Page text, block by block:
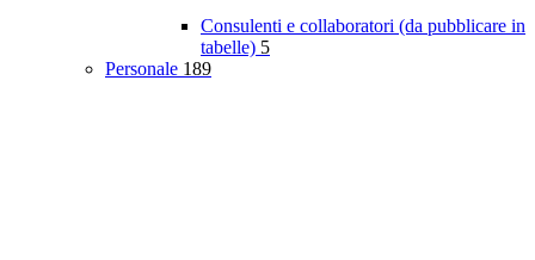
Consulenti e collaboratori (da pubblicare in
tabelle) 5
Personale 189